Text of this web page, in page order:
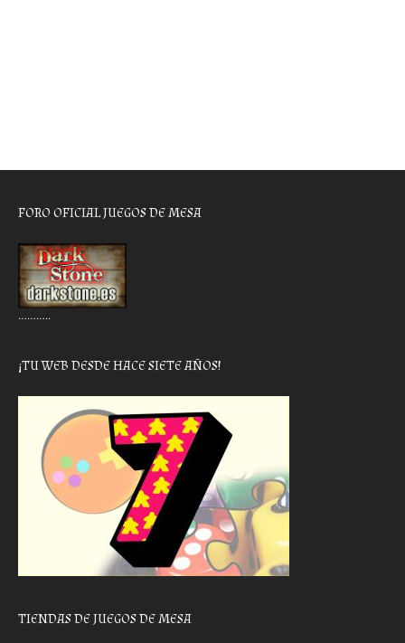
FORO OFICIAL JUEGOS DE MESA
………..
¡TU WEB DESDE HACE SIETE AÑOS!
TIENDAS DE JUEGOS DE MESA